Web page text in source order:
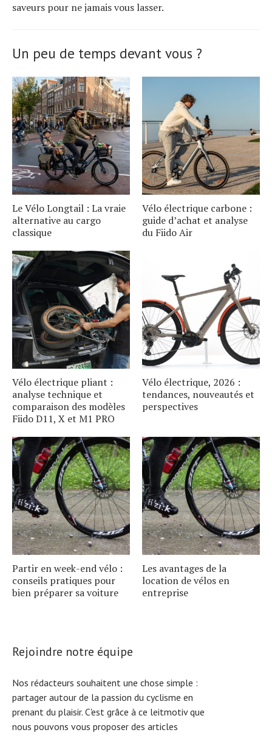
saveurs pour ne jamais vous lasser.
Un peu de temps devant vous ?
Le Vélo Longtail : La vraie
alternative au cargo
classique
Vélo électrique carbone :
guide d’achat et analyse
du Fiido Air
Vélo électrique pliant :
analyse technique et
comparaison des modèles
Fiido D11, X et M1 PRO
Vélo électrique, 2026 :
tendances, nouveautés et
perspectives
Partir en week-end vélo :
conseils pratiques pour
bien préparer sa voiture
Les avantages de la
location de vélos en
entreprise
Rejoindre notre équipe
Nos rédacteurs souhaitent une chose simple :
partager autour de la passion du cyclisme en
prenant du plaisir. C'est grâce à ce leitmotiv que
nous pouvons vous proposer des articles